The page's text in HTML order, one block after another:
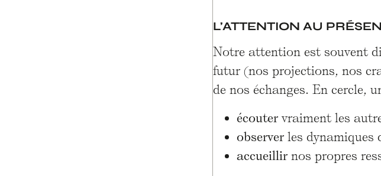
L’ATTENTION AU
Notre attention est souvent
futur (nos projections, nos
de nos échanges. En cercle,
écouter vraiment les
observer les dynamiques
accueillir nos propres